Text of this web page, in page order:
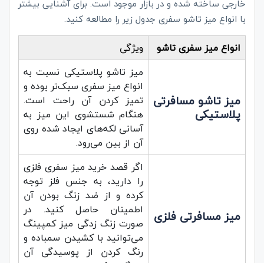
خارجی ساخته شده و در بازار موجود است. برای آشنایی بیشتر
با انواع میز تاشو سفری جدول زیر را مطالعه کنید.
انواع میز سفری تاشو ویژگی
میز تاشو مسافرتی
پلاستیکی
میز تاشو پلاستیکی نسبت به
انواع میز سفری سبک‌تر بوده و
تمیز کردن آن راحت است.
هنگام شستشوی این میز به
آسانی لکه‌های ایجاد شده روی
آن از بین می‌رود.
میز مسافرتی فلزی
اگر قصد خرید میز سفری فلزی
را دارید، به جنس فلز توجه
کرده و از ضد زنگ بودن آن
اطمینان حاصل کنید. در
صورت زنگ زدگی میز کمپینگ
می‌توانید با کشیدن سمباده و
رنگ کردن از پوسیدگی آن